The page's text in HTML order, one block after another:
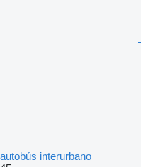
autobús interurbano